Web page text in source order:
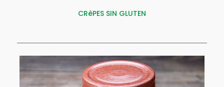
CRêPES SIN GLUTEN